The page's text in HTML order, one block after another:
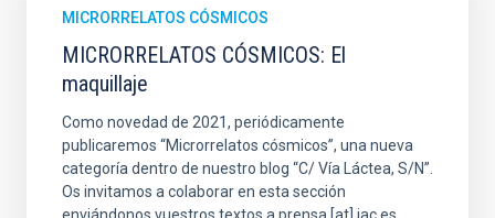
MICRORRELATOS CÓSMICOS
MICRORRELATOS CÓSMICOS: El
maquillaje
Como novedad de 2021, periódicamente
publicaremos “Microrrelatos cósmicos”, una nueva
categoría dentro de nuestro blog “C/ Vía Láctea, S/N”.
Os invitamos a colaborar en esta sección